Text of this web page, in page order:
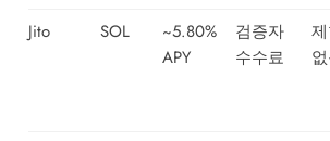
Jito SOL
~5.80%
APY
검증자
수수료